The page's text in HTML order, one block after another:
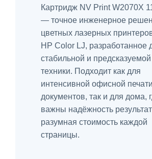
Картридж NV Print W2070X
— точное инженерное
цветных лазерных
HP Color LJ, разработанное
стабильной и
техники. Подходит как для
интенсивной офисной печати
документов, так и для дома,
важны надёжность
разумная стоимость каждой
страницы.